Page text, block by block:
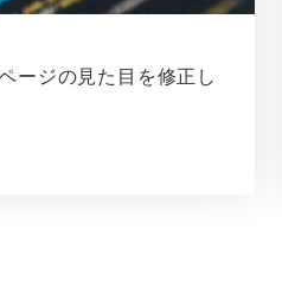
ージの見た目を修正し